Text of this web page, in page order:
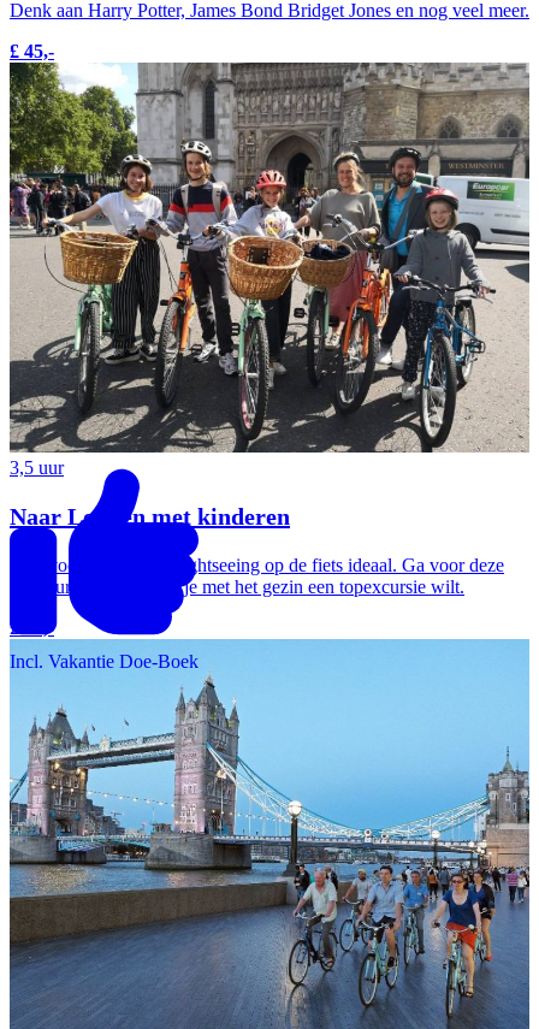
Denk aan Harry Potter, James Bond Bridget Jones en nog veel meer.
£ 45,-
Incl. Vakantie Doe-Boek
3,5 uur
Naar Londen met kinderen
Juist voor kinderen is sightseeing op de fiets ideaal. Ga voor deze
fietstour in Londen als je met het gezin een topexcursie wilt.
£ 45,-